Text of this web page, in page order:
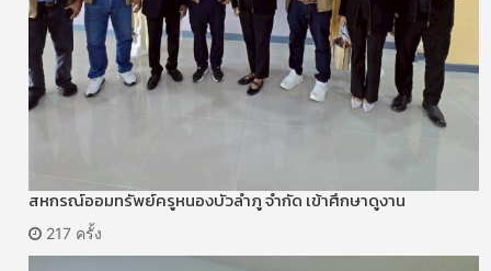
สหกรณ์ออมทรัพย์ครูหนองบัวลำภู จำกัด เข้าศึกษาดูงาน
217 ครั้ง